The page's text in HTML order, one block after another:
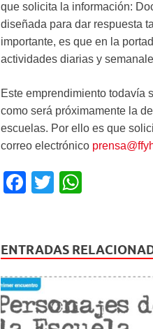
que solicita la información:
diseñada para dar respuesta
importante, es que en la
actividades diarias y
Este emprendimiento todavía
como será próximamente la
escuelas. Por ello es que
correo electrónico
F
e
b
o
o
T
er s
A
p
p
ENTRADAS